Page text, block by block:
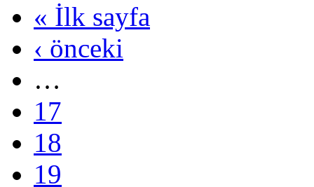
« İlk sayfa
‹ önceki
…
17
18
19